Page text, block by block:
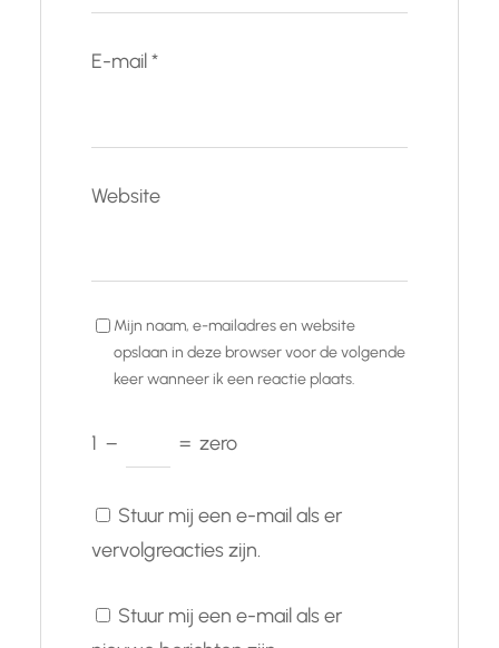
E-mail*
Website
Mijn naam, e-mailadres en website
opslaan in deze browser voor de volgende
keer wanneer ik een reactie plaats.
1 − = zero
Stuur mij een e-mail als er
vervolgreacties zijn.
Stuur mij een e-mail als er